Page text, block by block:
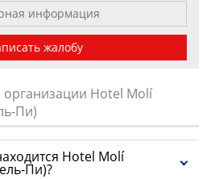
информация
жалобу
организации Hotel Molí
Пи)
Hotel Molí
Пи)?